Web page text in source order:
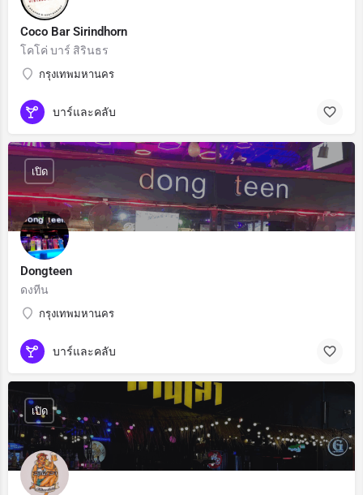
Coco Bar Sirindhorn
โคโค่ บาร์ สิรินธร
กรุงเทพมหานคร
บาร์และคลับ
Dongteen
ดงทีน
กรุงเทพมหานคร
เปิด
บาร์และคลับ
เปิด